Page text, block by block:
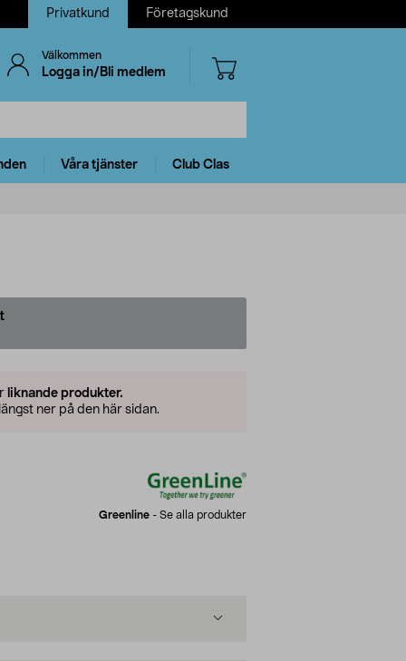
Privatkund Företagskund
Välkommen
Logga in/Bli medlem
Våra tjänster Club Clas
liknande produkter.
ner på den här sidan.
Greenline - Se alla produkter